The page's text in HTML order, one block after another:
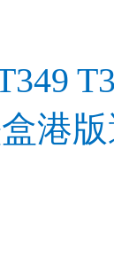
港